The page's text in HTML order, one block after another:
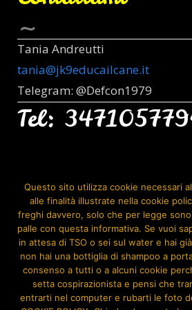
Tania Andreutti
tania@jk9educailcane.it
Telegram: @Defcon1979
Tel:
Seguimi Anche
Questo sito utilizza cookie necessari
alle finalità illustrate nella cookie
freghi davvero, solo che per legge
palle con questa informativa. Se vuoi
in attesa di TSO o sei sul water e hai
non hai una bottiglia di shampoo a
consenso a tutti o a alcuni cookie
setta cospirazionista e pensi che
entrarti nel computer e rubarti le foto